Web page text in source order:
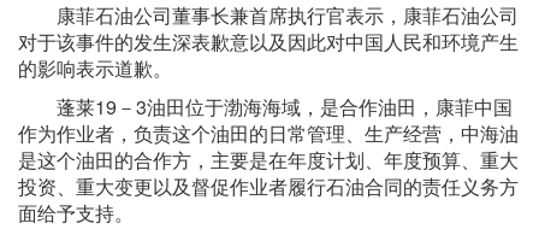
康菲石油公司董事长兼首席执行官表示，康菲石油公司
对于该事件的发生深表歉意以及因此对中国人民和环境产生
的影响表示道歉。
蓬莱19－3油田位于渤海海域，是合作油田，康菲中国
作为作业者，负责这个油田的日常管理、生产经营，中海油
是这个油田的合作方，主要是在年度计划、年度预算、重大
投资、重大变更以及督促作业者履行石油合同的责任义务方
面给予支持。